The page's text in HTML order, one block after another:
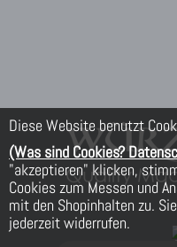
Diese Website benutzt
(Was sind Cookies?
"akzeptieren" klicken,
Cookies zum Messen und
mit den Shopinhalten zu.
jederzeit widerrufen.